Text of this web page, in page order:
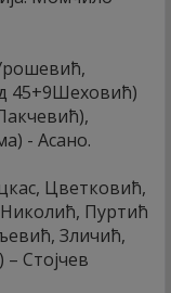
45+9Шеховић)
- Асано.
Цветковић,
Пуртић
Зличић,
Стојчев